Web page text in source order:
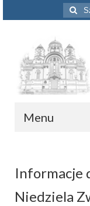
w:
Menu
Intencje
Informacje
Niedziela